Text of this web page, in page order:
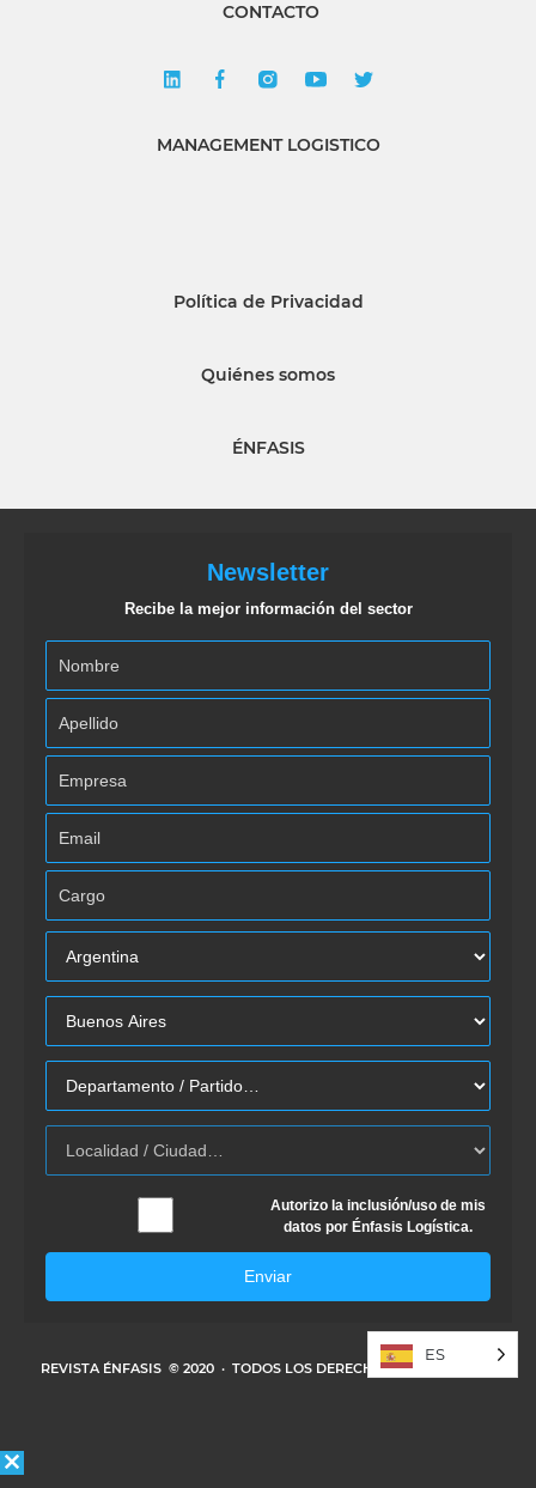
CONTACTO
MANAGEMENT LOGISTICO
Política de Privacidad
Quiénes somos
ÉNFASIS
Newsletter
Recibe la mejor información del sector
Autorizo la inclusión/uso de mis
datos por Énfasis Logística.
Enviar
REVISTA ÉNFASIS © 2020 · TODOS LOS DERECHOS RESERVADOS
ES